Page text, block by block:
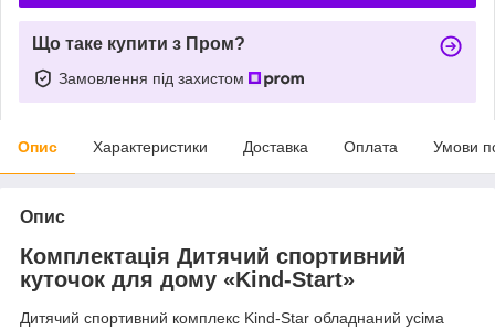
Що таке купити з Пром?
Замовлення під захистом
Опис Характеристики Доставка Оплата Умови
Опис
Комплектація Дитячий спортивний
куточок для дому «Kind-Start»
Дитячий спортивний комплекс Kind-Star обладнаний усіма